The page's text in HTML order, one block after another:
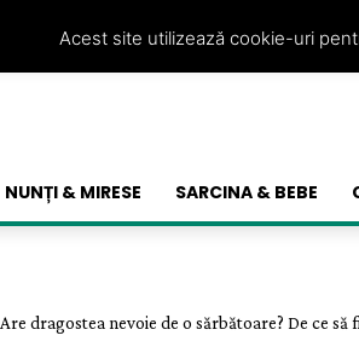
NUNȚI & MIRESE SARCINA & BEBE
Are dragostea nevoie de o sărbătoare? De ce să
Acest site utilizează cookie-uri